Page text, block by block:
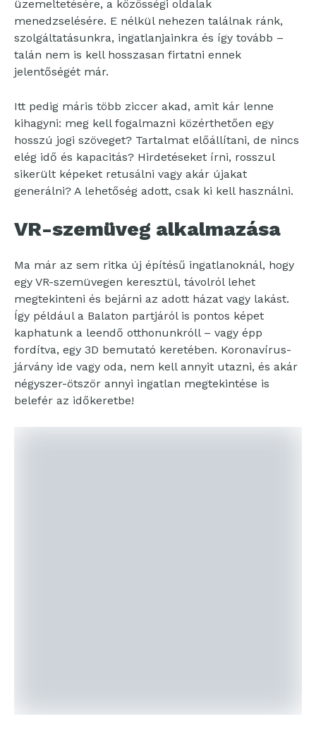
üzemeltetésére, a közösségi oldalak
menedzselésére. E nélkül nehezen találnak ránk,
szolgáltatásunkra, ingatlanjainkra és így tovább –
talán nem is kell hosszasan firtatni ennek
jelentőségét már.
Itt pedig máris több ziccer akad, amit kár lenne
kihagyni: meg kell fogalmazni közérthetően egy
hosszú jogi szöveget? Tartalmat előállítani, de nincs
elég idő és kapacitás? Hirdetéseket írni, rosszul
sikerült képeket retusálni vagy akár újakat
generálni? A lehetőség adott, csak ki kell használni.
VR-szemüveg alkalmazása
Ma már az sem ritka új építésű ingatlanoknál, hogy
egy VR-szemüvegen keresztül, távolról lehet
megtekinteni és bejárni az adott házat vagy lakást.
Így például a Balaton partjáról is pontos képet
kaphatunk a leendő otthonunkróll – vagy épp
fordítva, egy 3D bemutató keretében. Koronavírus-
járvány ide vagy oda, nem kell annyit utazni, és akár
négyszer-ötször annyi ingatlan megtekintése is
belefér az időkeretbe!